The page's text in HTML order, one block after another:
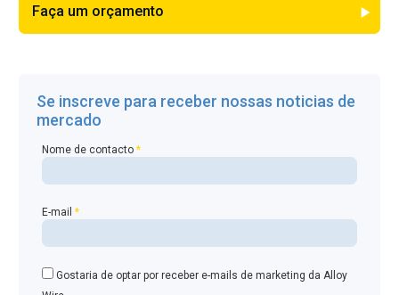
Faça um orçamento
Se inscreve para receber nossas noticias de
mercado
Nome de contacto*
E-mail*
Gostaria de optar por receber e-mails de marketing da Alloy